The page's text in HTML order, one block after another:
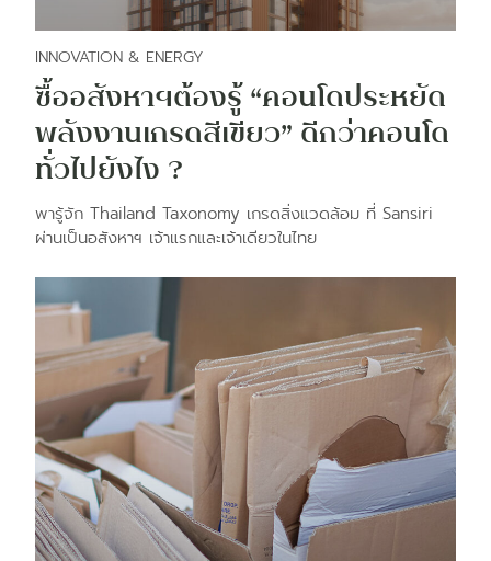
INNOVATION & ENERGY
ซื้ออสังหาฯต้องรู้ “คอนโดประหยัด
พลังงานเกรดสีเขียว” ดีกว่าคอนโด
ทั่วไปยังไง ?
พารู้จัก Thailand Taxonomy เกรดสิ่งแวดล้อม ที่ Sansiri
ผ่านเป็นอสังหาฯ เจ้าแรกและเจ้าเดียวในไทย